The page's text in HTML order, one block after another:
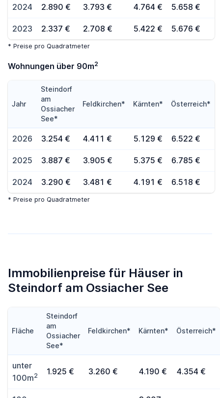
2024 2.890 € 3.793 € 4.764 € 5.658 €
2023 2.337 € 2.708 € 5.422 € 5.676 €
* Preise pro Quadratmeter
Wohnungen über 90m2
Jahr
Steindorf
am
Ossiacher
See*
Feldkirchen* Kärnten* Österreich*
2026 3.254 € 4.411 € 5.129 € 6.522 €
2025 3.887 € 3.905 € 5.375 € 6.785 €
2024 3.290 € 3.481 € 4.191 € 6.518 €
* Preise pro Quadratmeter
Immobilienpreise für Häuser in
Steindorf am Ossiacher See
Fläche
Steindorf
am
Ossiacher
See*
Feldkirchen* Kärnten* Österreich*
unter
100m2 1.925 € 3.260 € 4.190 € 4.354 €